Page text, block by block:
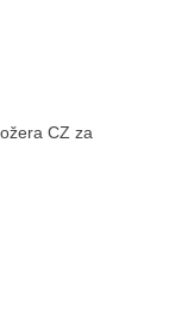
CZ za